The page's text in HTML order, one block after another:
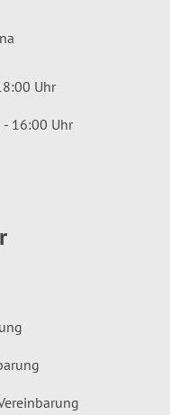
Uhr
16:00 Uhr